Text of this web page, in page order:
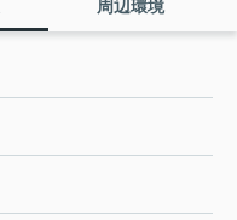
周辺環境